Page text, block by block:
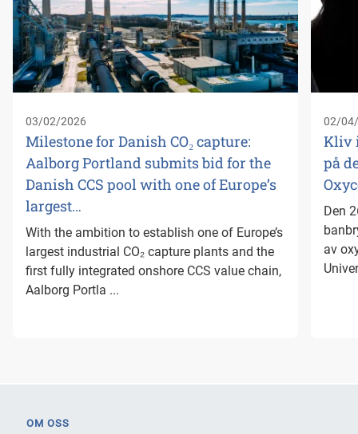
03/02/2026
Milestone for Danish CO₂ capture:
Aalborg Portland submits bid for the
Danish CCS pool with one of Europe’s
largest…
With the ambition to establish one of Europe’s
largest industrial CO₂ capture plants and the
first fully integrated onshore CCS value chain,
Aalborg Portla ...
02/
Kliv
på
Den
av
OM OSS